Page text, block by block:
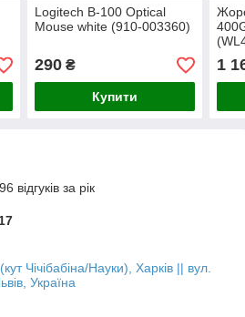
Logitech B-100 Optical
Mouse white (910-003360)
290₴
Купити
1
відгуків за рік
Чічібабіна/Науки), Харків || вул.
Україна